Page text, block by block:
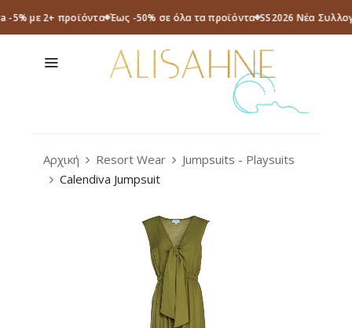
-5% με 2+ προϊόντα Έως -50% σε όλα τα προϊόντα SS2026 Νέα
Αρχική Resort Wear
Jumpsuits - Playsuits
Calendiva Jumpsuit